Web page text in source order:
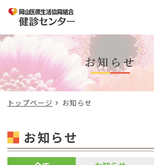
お知らせ
トップページ お知らせ
お知らせ